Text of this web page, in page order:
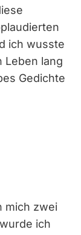
ich wusste
Leben lang
Gedichte
mich zwei
ich